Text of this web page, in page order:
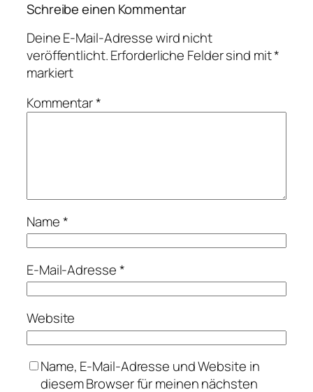
Schreibe einen Kommentar
Deine E-Mail-Adresse wird nicht
veröffentlicht.Erforderliche Felder sind mit*
markiert
Kommentar*
Name*
E-Mail-Adresse*
Website
Name, E-Mail-Adresse und Website in
diesem Browser für meinen nächsten